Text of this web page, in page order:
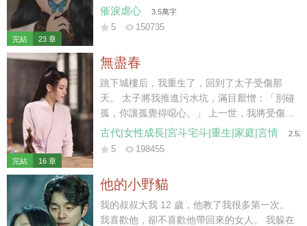
完結 23 章
沒回來。 23：59分，她守著一桌早已涼透的
飯菜和一個空蕩蕩的家。 門外突然傳來響聲，
于是他便每天最後一秒踏入家門，絕不會多一
分一秒。 童潔走上前，按照往常那樣幫他把脫
下的西服掛起來，“飯菜已經準備好了，我去給
你熱一下。” 莫紹謙按照合約約定，側臉親了
她一口，神色卻是一如既往的淡漠，“你每天這
樣惺惺作態不累？每天做這些，明知道我也不
會吃。” 說罷，他從口袋裏掏出一個盒子，扔
物。” “前天。”童潔道。 “什麼？”莫紹謙皺眉。
“結婚紀念日，是前天。” 他每一年都會按照合
約上所約定的給她帶禮物，但每一年也都會記
催淚虐心 3.5萬字
5 150735
完結 16 章
無盡春
跳下城樓后，我重生了，回到了太子受傷那
天。 太子將我推進污水坑，滿目厭憎：「別碰
孤，你讓孤覺得噁心。」 上一世，我將受傷的
蕭澤背出荒野，得到皇上賜婚，成了太子妃。
不料，我愛他如命，他卻厭我入骨，大婚第三
白，他的心是捂不熱的，但一切都晚了。 我只
能含恨跳了城樓。 這一世…… 我看著身受重
傷，卻把我推開，不許我靠近的蕭澤。 冷冷地
古代|女性成長|宮斗宅斗|重生|家庭|言情 2.5
5 198455
他的小野貓
我的叔叔大我 12 歲，他教了我很多第一次。
我喜歡他，卻不喜歡他帶回來的女人。 我躲在